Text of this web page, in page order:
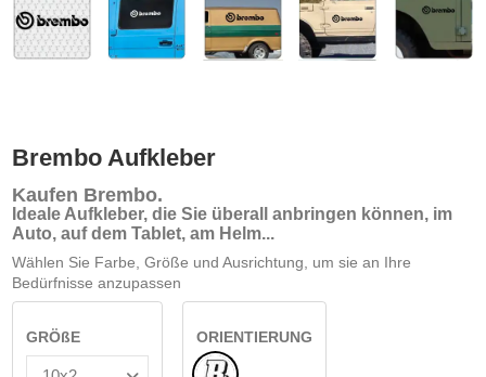
Brembo Aufkleber
Kaufen Brembo.
Ideale Aufkleber, die Sie überall anbringen können, im
Auto, auf dem Tablet, am Helm...
Wählen Sie Farbe, Größe und Ausrichtung, um sie an Ihre
Bedürfnisse anzupassen
GRÖßE
ORIENTIERUNG
Normale